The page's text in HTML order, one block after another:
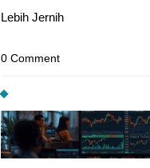
Lebih Jernih
0 Comment